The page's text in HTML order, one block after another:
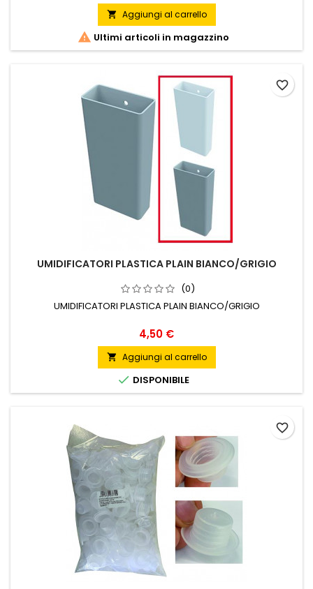
 Aggiungi al carrello
 Ultimi articoli in magazzino
UMIDIFICATORI PLASTICA PLAIN BIANCO/GRIGIO
(0)
UMIDIFICATORI PLASTICA PLAIN BIANCO/GRIGIO
Prezzo
4,50 €
 Aggiungi al carrello
 DISPONIBILE
favorite_border
favorite_border